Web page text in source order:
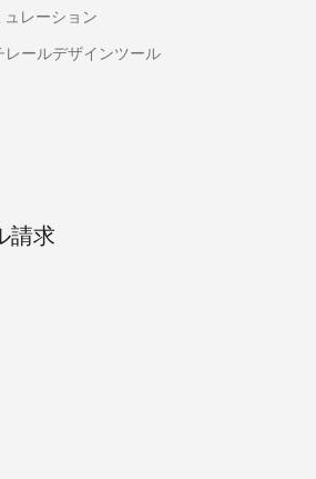
レーション
ールデザインツール
請求